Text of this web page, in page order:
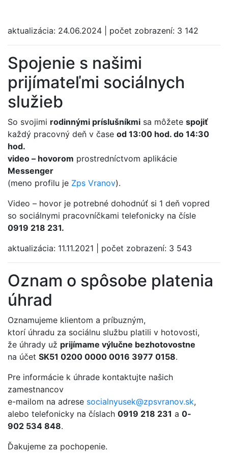
aktualizácia: 24.06.2024 počet zobrazení: 3 142
Spojenie s našimi
prijímateľmi sociálnych
služieb
So svojimi rodinnými príslušníkmi sa môžete spojiť
každý pracovný deň v čase od 13:00 hod. do 14:30
hod.
video – hovorom prostredníctvom aplikácie
Messenger
(meno profilu je Zps Vranov).
Video – hovor je potrebné dohodnúť si 1 deň vopred
so sociálnymi pracovníčkami telefonicky na čísle
0919 218 231.
aktualizácia: 11.11.2021 počet zobrazení: 3 543
Oznam o spôsobe platenia
úhrad
Oznamujeme klientom a príbuzným,
ktorí úhradu za sociálnu službu platili v hotovosti,
že úhrady už prijímame výlučne bezhotovostne
na účet SK51 0200 000­0 0016 3977 0­158.
Pre informácie k úhrade kontaktujte našich
zamestnancov
e-mailom na adrese socialnyusek@zpsvranov.sk,
alebo telefonicky na číslach 0919 218 231 a 0­
902 534 848.
Ďakujeme za pochopenie.